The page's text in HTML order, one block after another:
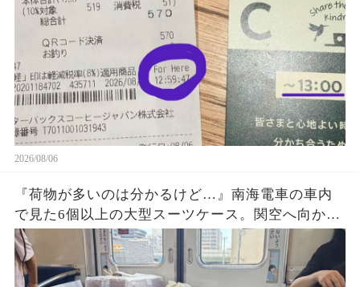
2026/08/06
『荷物が多いのは分かるけど…』南海電車の車内
で見た6個以上の大型スーツケース。関空へ向かう
旅行客の荷物が乗降口を塞ぎ、周囲が避け続けた
理由に考えさせられた